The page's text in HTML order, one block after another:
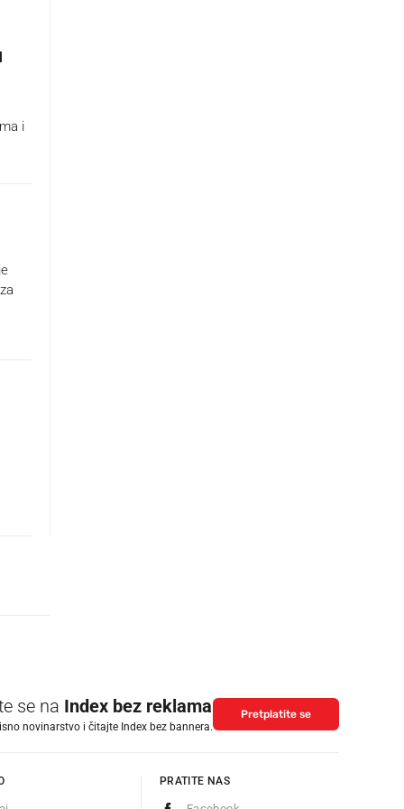
i
se na Index bez reklama
novinarstvo i čitajte Index bez bannera.
Pretplatite se
PRATITE NAS